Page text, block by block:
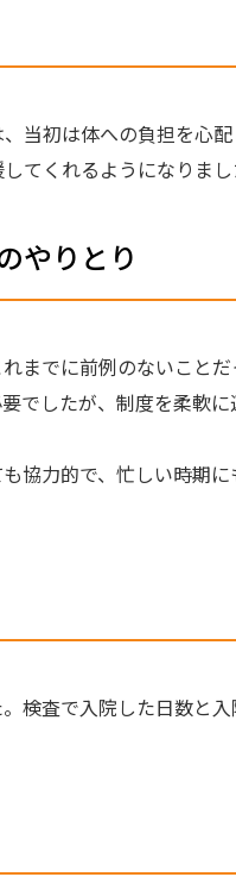
当初は体への負担を心
てくれるようになりま
やりとり
までに前例のないこと
でしたが、制度を柔軟に
協力的で、忙しい時期
検査で入院した日数と